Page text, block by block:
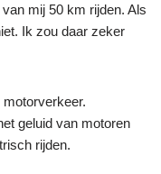
mij 50 km rijden. Als
Ik zou daar zeker
geluid van motoren
rijden.